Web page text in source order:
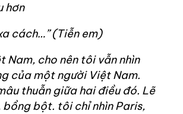
hơn
cách…” (Tiễn em)
Nam, cho nên tôi vẫn nhìn
của một người Việt Nam.
thuẫn giữa hai điều đó. Lẽ
bột. tôi chỉ nhìn Paris,